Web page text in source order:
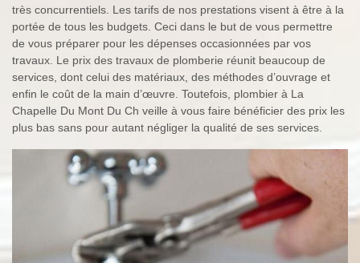
très concurrentiels. Les tarifs de nos prestations visent à être à la
portée de tous les budgets. Ceci dans le but de vous permettre
de vous préparer pour les dépenses occasionnées par vos
travaux. Le prix des travaux de plomberie réunit beaucoup de
services, dont celui des matériaux, des méthodes d’ouvrage et
enfin le coût de la main d’œuvre. Toutefois, plombier à La
Chapelle Du Mont Du Ch veille à vous faire bénéficier des prix les
plus bas sans pour autant négliger la qualité de ses services.